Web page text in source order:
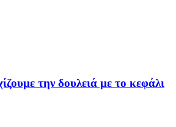
την δουλειά με το κεφάλι